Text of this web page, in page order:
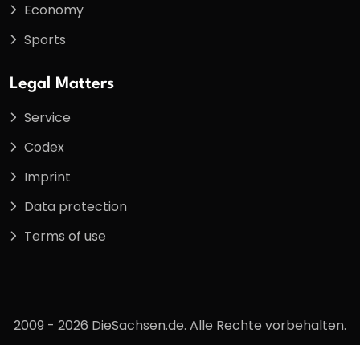
Economy
Sports
Legal Matters
Service
Codex
Imprint
Data protection
Terms of use
2009 - 2026 DieSachsen.de. Alle Rechte vorbehalten.